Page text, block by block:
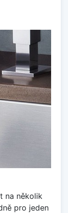
na několik
pro jeden